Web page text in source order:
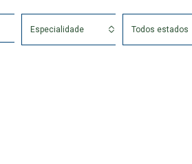
Especialidade Todos estados